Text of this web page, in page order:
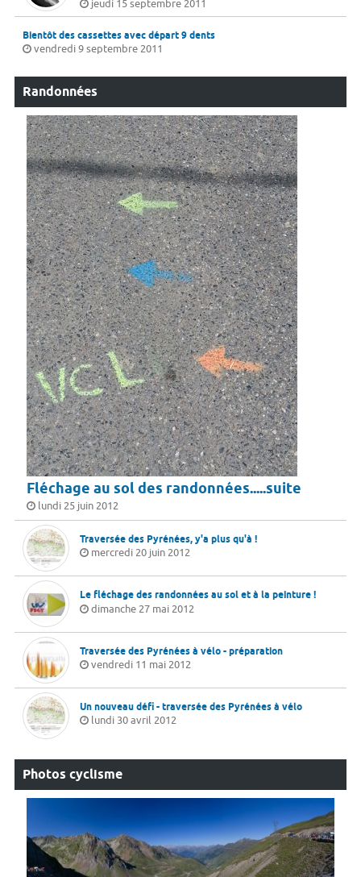
jeudi 15 septembre 2011
Bientôt des cassettes avec départ 9 dents
vendredi 9 septembre 2011
Randonnées
Fléchage au sol des randonnées.....suite
lundi 25 juin 2012
Traversée des Pyrénées, y'a plus qu'à !
mercredi 20 juin 2012
Le fléchage des randonnées au sol et à la peinture !
dimanche 27 mai 2012
Traversée des Pyrénées à vélo - préparation
vendredi 11 mai 2012
Un nouveau défi - traversée des Pyrénées à vélo
lundi 30 avril 2012
Photos cyclisme